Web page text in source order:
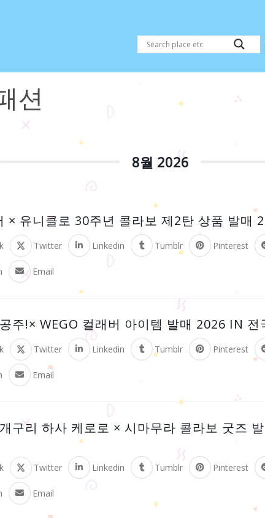
션
8월 2026
× 유니클로 30주년 콜라보 제2탄 상품 발매
Twitter Linkedin Tumblr Pinterest
Email
주!× WEGO 컬래버 아이템 발매 2026 IN 전
Twitter Linkedin Tumblr Pinterest
Email
구리 하사 케로로 × 시마무라 콜라보 굿즈
Twitter Linkedin Tumblr Pinterest
Email